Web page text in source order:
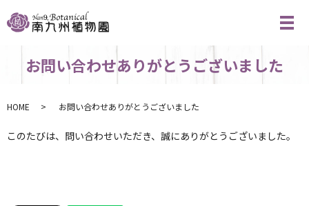
メ
お問い合わせありがとうございました
HOME お問い合わせありがとうございました
このたびは、問い合わせいただき、誠にありがとうございました。